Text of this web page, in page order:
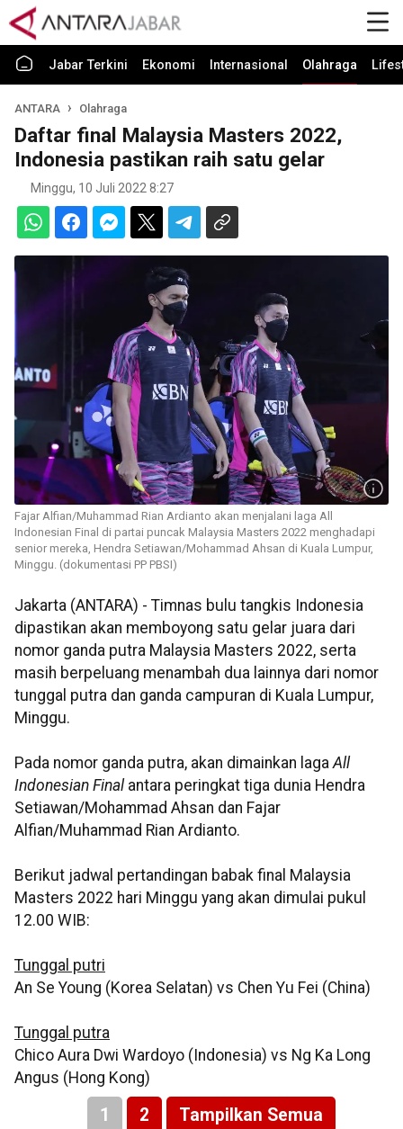
Jabar Terkini Ekonomi Internasional Olahraga
ANTARA Olahraga
Daftar final Malaysia Masters 2022,
Indonesia pastikan raih satu gelar
Minggu, 10 Juli 2022 8:27
Fajar Alfian/Muhammad Rian Ardianto akan menjalani laga All
Indonesian Final di partai puncak Malaysia Masters 2022 menghadapi
senior mereka, Hendra Setiawan/Mohammad Ahsan di Kuala Lumpur,
Minggu. (dokumentasi PP PBSI)
Jakarta (ANTARA) - Timnas bulu tangkis Indonesia
dipastikan akan memboyong satu gelar juara dari
nomor ganda putra Malaysia Masters 2022, serta
masih berpeluang menambah dua lainnya dari nomor
tunggal putra dan ganda campuran di Kuala Lumpur,
Minggu.
Pada nomor ganda putra, akan dimainkan lagaAll
Indonesian Final antara peringkat tiga dunia Hendra
Setiawan/Mohammad Ahsan dan Fajar
Alfian/Muhammad Rian Ardianto.
Berikut jadwal pertandingan babak final Malaysia
Masters 2022 hari Minggu yang akan dimulai pukul
12.00 WIB:
Tunggal putri
An Se Young (Korea Selatan) vs Chen Yu Fei (China)
Tunggal putra
Chico Aura Dwi Wardoyo (Indonesia) vs Ng Ka Long
Angus (Hong Kong)
1 2 Tampilkan Semua